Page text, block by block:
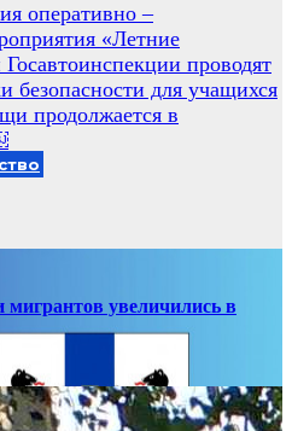
оперативно –
«Летние
проводят
для учащихся
продолжается в
увеличились в